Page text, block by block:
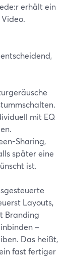
erhält ein
mit EQ
Sharing,
später eine
ist.
Layouts,
Branding
–
Das heißt,
fast fertiger